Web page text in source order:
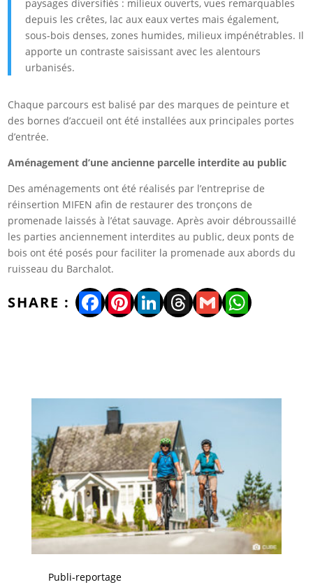
paysages diversifiés : milieux ouverts, vues remarquables
depuis les crêtes, lac aux eaux vertes mais également,
sous-bois denses, zones humides, milieux impénétrables. Il
apporte un contraste saisissant avec les alentours
urbanisés.
Chaque parcours est balisé par des marques de peinture et
des bornes d’accueil ont été installées aux principales portes
d’entrée.
Aménagement d’une ancienne parcelle interdite au public
Des aménagements ont été réalisés par l’entreprise de
réinsertion MIFEN afin de restaurer des tronçons de
promenade laissés à l’état sauvage. Après avoir débroussaillé
les parties anciennement interdites au public, deux ponts de
bois ont été posés pour faciliter la promenade aux abords du
ruisseau du Barchalot.
Facebook
Pinterest
LinkedIn
Threads
Gmail
Publi-reportage